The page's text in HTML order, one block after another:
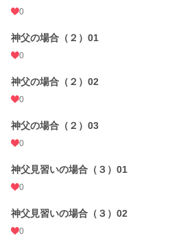
0
神父の場合（２）01
0
神父の場合（２）02
0
神父の場合（２）03
0
神父見習いの場合（３）01
0
神父見習いの場合（３）02
0